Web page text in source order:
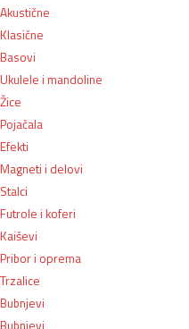
Akustične
Klasične
Basovi
Ukulele i mandoline
Žice
Pojačala
Efekti
Magneti i delovi
Stalci
Futrole i koferi
Kaiševi
Pribor i oprema
Trzalice
Bubnjevi